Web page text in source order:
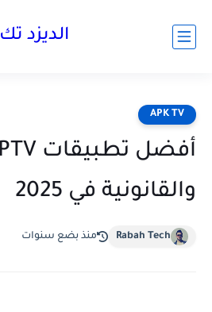
الديزد تك
APK TV
والقانونية في 2025
Rabah Tech منذ بضع سنوات